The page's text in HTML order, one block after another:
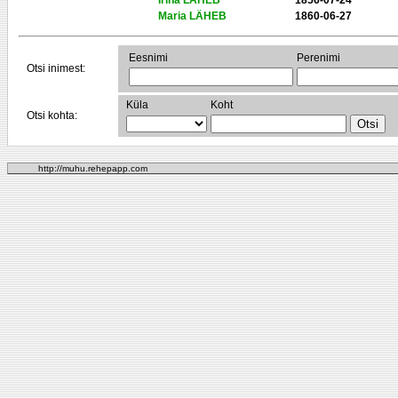
Maria LÄHEB
1860-06-27
Otsi inimest:
Eesnimi Perenimi
Otsi kohta:
Küla Koht
http://muhu.rehepapp.com